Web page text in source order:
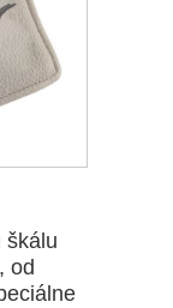
škálu
od